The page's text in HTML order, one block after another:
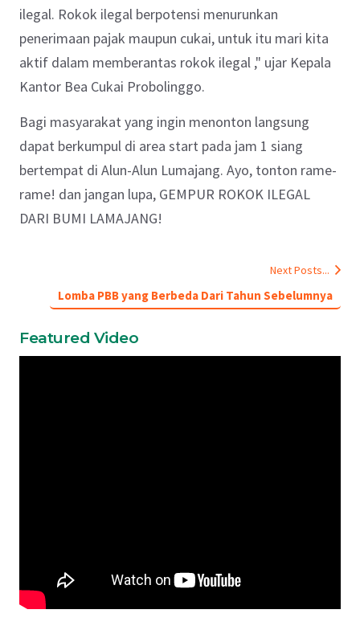
ilegal. Rokok ilegal berpotensi menurunkan
penerimaan pajak maupun cukai, untuk itu mari kita
aktif dalam memberantas rokok ilegal ," ujar Kepala
Kantor Bea Cukai Probolinggo.
Bagi masyarakat yang ingin menonton langsung
dapat berkumpul di area start pada jam 1 siang
bertempat di Alun-Alun Lumajang. Ayo, tonton rame-
rame! dan jangan lupa, GEMPUR ROKOK ILEGAL
DARI BUMI LAMAJANG!
Next Posts...
Lomba PBB yang Berbeda Dari Tahun Sebelumnya
Featured Video